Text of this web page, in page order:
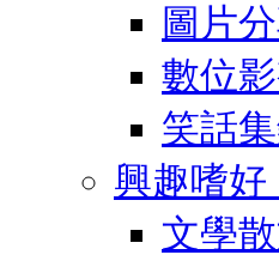
圖片
數位
笑話
興趣嗜好
文學